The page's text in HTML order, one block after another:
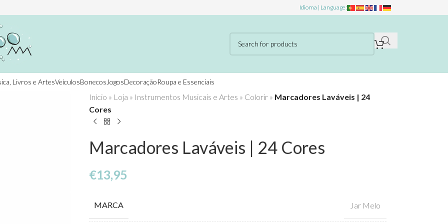
Idioma | Language:
Livros e ArtesVeículosBonecos JogosDecoraçãoRoupa e Essenciais
Início » Loja » Instrumentos Musicais e Artes » Colorir» Marcadores Laváveis | 24
Cores
Marcadores Laváveis | 24 Cores
€13,95
MARCA Jar Melo